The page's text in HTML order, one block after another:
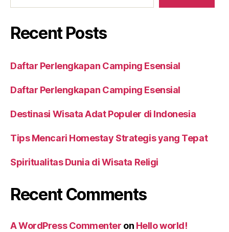
Recent Posts
Daftar Perlengkapan Camping Esensial
Daftar Perlengkapan Camping Esensial
Destinasi Wisata Adat Populer di Indonesia
Tips Mencari Homestay Strategis yang Tepat
Spiritualitas Dunia di Wisata Religi
Recent Comments
A WordPress Commenter on Hello world!